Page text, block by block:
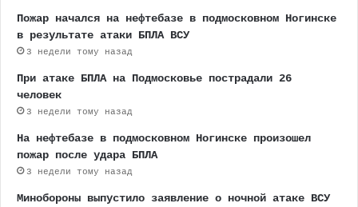
Пожар начался на нефтебазе в подмосковном Ногинске
в результате атаки БПЛА ВСУ
3 недели тому назад
При атаке БПЛА на Подмосковье пострадали 26
человек
3 недели тому назад
На нефтебазе в подмосковном Ногинске произошел
пожар после удара БПЛА
3 недели тому назад
Минобороны выпустило заявление о ночной атаке ВСУ